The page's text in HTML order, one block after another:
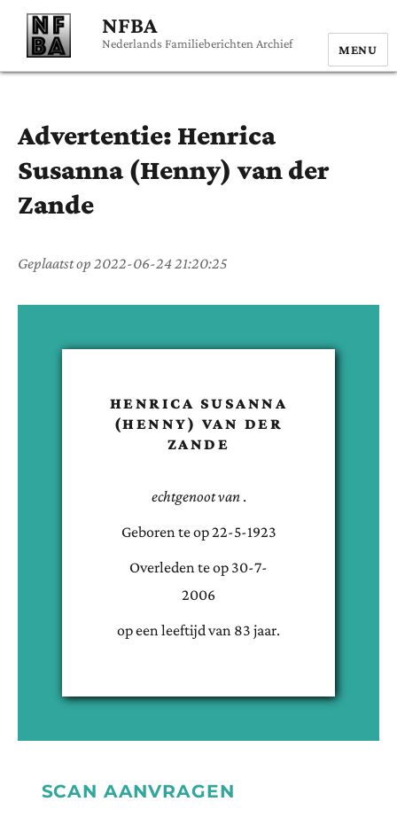
NFBA
Nederlands Familieberichten Archief MENU
Advertentie: Henrica
Susanna (Henny) van der
Zande
Geplaatst op 2022-06-24 21:20:25
HENRICA SUSANNA
(HENNY) VAN DER
ZANDE
echtgenoot van .
Geboren teop22-5-1923
Overleden teop 30-7-
2006
op een leeftijd van 83 jaar.
SCAN AANVRAGEN